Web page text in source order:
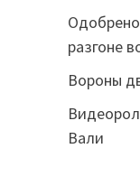
разгоне
Вороны
Вали